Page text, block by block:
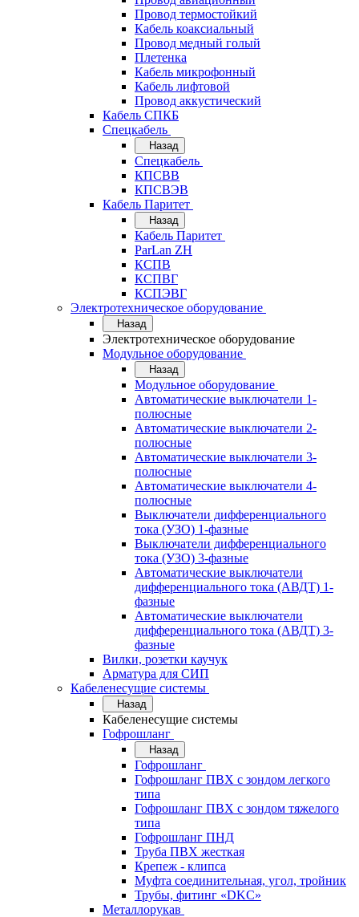
Провод термостойкий
Кабель коаксиальный
Провод медный голый
Плетенка
Кабель микрофонный
Кабель лифтовой
Провод аккустический
Кабель СПКБ
Спецкабель
Назад
Спецкабель
КПСВВ
КПСВЭВ
Кабель Паритет
Назад
Кабель Паритет
ParLan ZH
КСПВ
КСПВГ
КСПЭВГ
Электротехническое оборудование
Назад
Электротехническое оборудование
Модульное оборудование
Назад
Модульное оборудование
Автоматические выключатели 1-
полюсные
Автоматические выключатели 2-
полюсные
Автоматические выключатели 3-
полюсные
Автоматические выключатели 4-
полюсные
Выключатели дифференциального
тока (УЗО) 1-фазные
Выключатели дифференциального
тока (УЗО) 3-фазные
Автоматические выключатели
дифференциального тока (АВДТ) 1-
фазные
Автоматические выключатели
дифференциального тока (АВДТ) 3-
фазные
Вилки, розетки каучук
Арматура для СИП
Кабеленесущие системы
Назад
Кабеленесущие системы
Гофрошланг
Назад
Гофрошланг
Гофрошланг ПВХ с зондом легкого
типа
Гофрошланг ПВХ с зондом тяжелого
типа
Гофрошланг ПНД
Труба ПВХ жесткая
Крепеж - клипса
Муфта соединительная, угол, тройник
Трубы, фитинг «DKC»
Металлорукав